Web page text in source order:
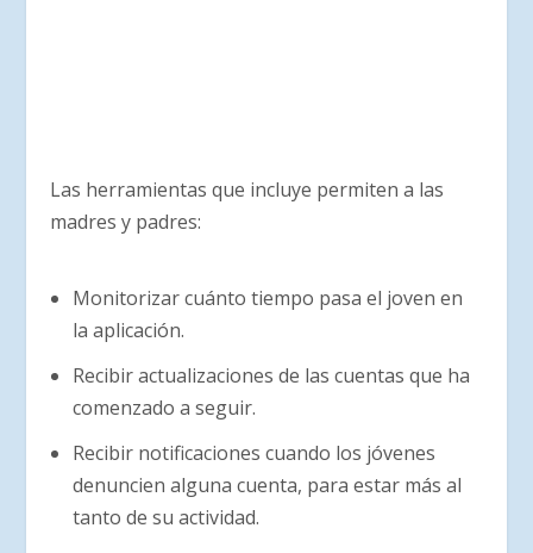
Las herramientas que incluye permiten a las
madres y padres:
Monitorizar cuánto tiempo pasa el joven en
la aplicación.
Recibir actualizaciones de las cuentas que ha
comenzado a seguir.
Recibir notificaciones cuando los jóvenes
denuncien alguna cuenta, para estar más al
tanto de su actividad.